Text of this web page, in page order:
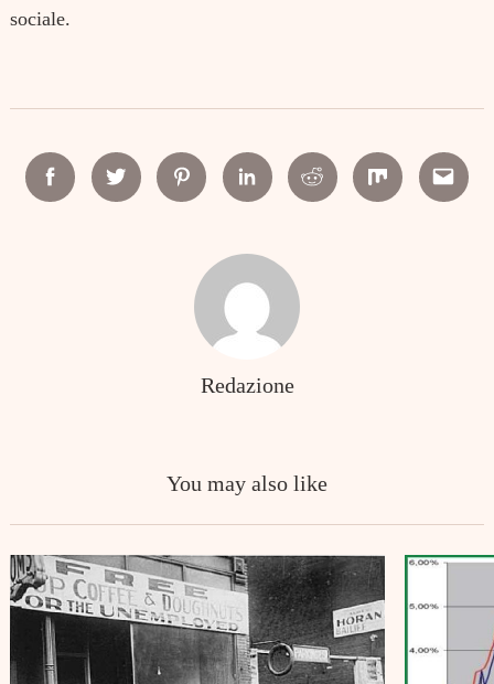
sociale.
FacebookTwitter PinterestLinkedinReddit Mix Email
Redazione
You may also like